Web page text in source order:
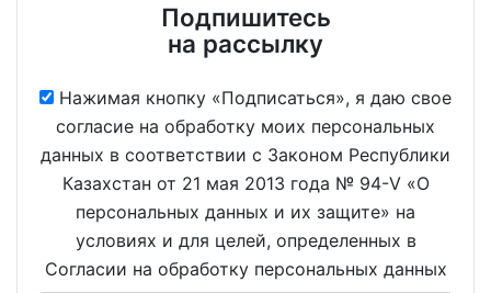
Подпишитесь
на рассылку
Нажимая кнопку «Подписаться», я даю свое
согласие на обработку моих персональных
данных в соответствии с Законом Республики
Казахстан от 21 мая 2013 года № 94-V «О
персональных данных и их защите» на
условиях и для целей, определенных в
Согласии на обработку персональных данных